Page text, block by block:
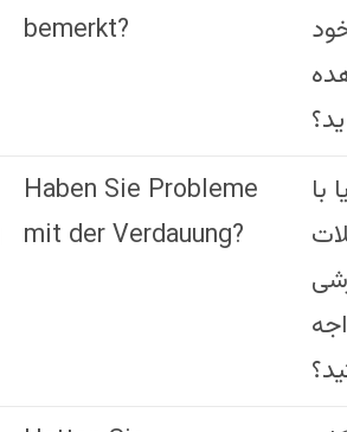
bemerkt?
Haben Sie Probleme
mit der Verdauung?
با